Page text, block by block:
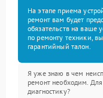
На этапе приема
ремонт вам будет
обязательств на ваше
по ремонту техники,
гарантийный талон.
Я уже знаю в чем
ремонт необходим. Для
диагностику?